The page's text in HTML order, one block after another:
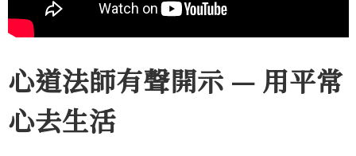
心道法師有聲開示 — 用平常
心去生活